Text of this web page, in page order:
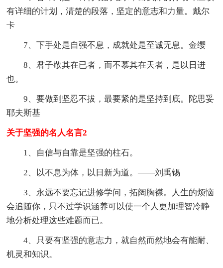
有详细的计划，清楚的段落，坚定的意志和力量。戴尔
卡
7、下手处是自强不息，成就处是至诚无息。金缨
8、君子敬其在已者，而不慕其在天者，是以日进
也。
9、要做到坚忍不拔，最要紧的是坚持到底。陀思妥
耶夫斯基
关于坚强的名人名言2
1、自信与自靠是坚强的柱石。
2、以不息为体，以日新为道。——刘禹锡
3、永远不要忘记进修学问，拓阔胸襟。人生的烦恼
会追随你，只不过学识涵养可以使一个人更加理智冷静
地分析处理这些难题而已。
4、只要有坚强的意志力，就自然而然地会有能耐、
机灵和知识。